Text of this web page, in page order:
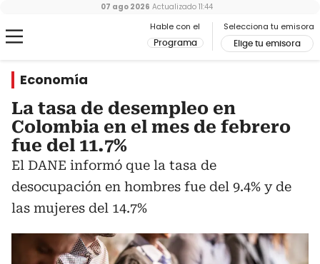
Hable con el
Programa
Selecciona tu emisora
Elige tu emisora
07 ago 2026 Actualizado 11:44
Economía
La tasa de desempleo en
Colombia en el mes de febrero
fue del 11.7%
El DANE informó que la tasa de
desocupación en hombres fue del 9.4% y de
las mujeres del 14.7%